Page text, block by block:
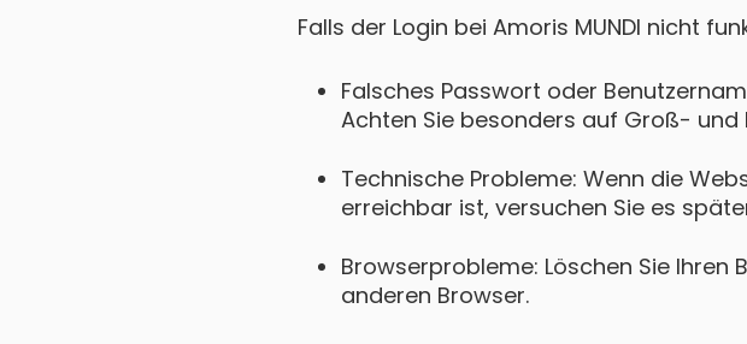
Falls der Login bei Amoris MUNDI nicht
Falsches Passwort oder
Achten Sie besonders auf Groß- und
Technische Probleme: Wenn die
erreichbar ist, versuchen Sie es
Browserprobleme: Löschen Sie
anderen Browser.